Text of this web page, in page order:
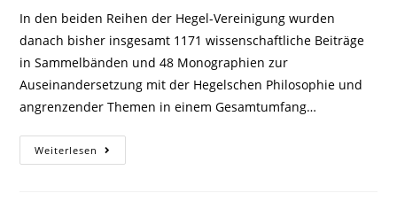
In den beiden Reihen der Hegel-Vereinigung wurden
danach bisher insgesamt 1171 wissenschaftliche Beiträge
in Sammelbänden und 48 Monographien zur
Auseinandersetzung mit der Hegelschen Philosophie und
angrenzender Themen in einem Gesamtumfang…
Weiterlesen Auswertung
Von